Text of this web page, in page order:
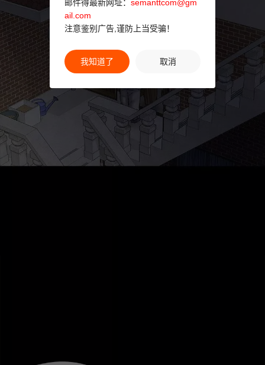
邮件得最新网址： semanttcom@gm
ail.com
注意鉴别广告,谨防上当受骗！
我知道了 取消